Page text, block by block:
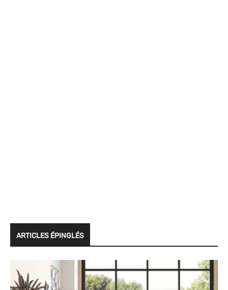
ARTICLES ÉPINGLÉS